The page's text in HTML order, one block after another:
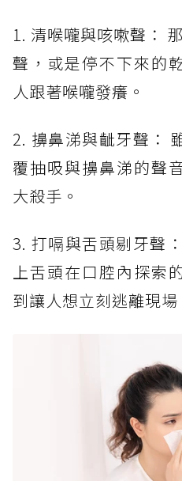
1. 清喉嚨與咳嗽聲：
聲，或是停不下來的
人跟著喉嚨發癢。
2. 擤鼻涕與齜牙聲：
覆抽吸與擤鼻涕的聲
大殺手。
3. 打嗝與舌頭剔牙聲
上舌頭在口腔內探索
到讓人想立刻逃離現場